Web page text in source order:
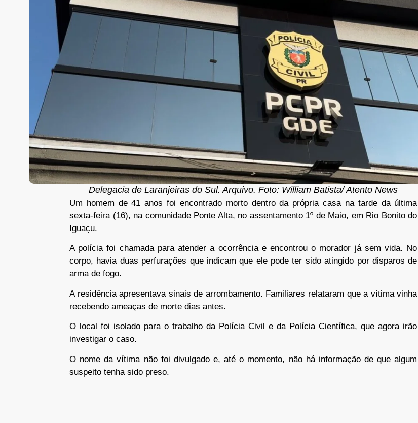
Delegacia de Laranjeiras do Sul. Arquivo. Foto: William Batista/ Atento News
Um homem de 41 anos foi encontrado morto dentro da própria casa na tarde da última
sexta-feira (16), na comunidade Ponte Alta, no assentamento 1º de Maio, em Rio Bonito do
Iguaçu.
A polícia foi chamada para atender a ocorrência e encontrou o morador já sem vida. No
corpo, havia duas perfurações que indicam que ele pode ter sido atingido por disparos de
arma de fogo.
A residência apresentava sinais de arrombamento. Familiares relataram que a vítima vinha
recebendo ameaças de morte dias antes.
O local foi isolado para o trabalho da Polícia Civil e da Polícia Científica, que agora irão
investigar o caso.
O nome da vítima não foi divulgado e, até o momento, não há informação de que algum
suspeito tenha sido preso.